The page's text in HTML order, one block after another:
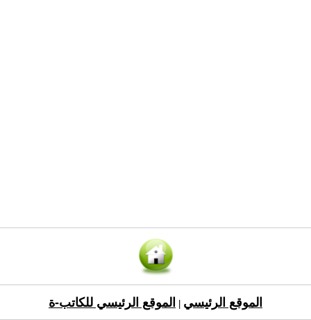
الموقع الرئيسي الموقع الرئيسي للكاتب-ة